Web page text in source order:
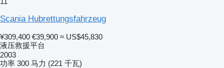
Scania Hubrettungsfahrzeug
¥309,400 €39,900 ≈ US$45,830
液压救援平台
2003
功率 300 马力 (221 千瓦)